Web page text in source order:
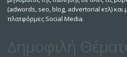
(adwords, seo, blog, advertorial κτλ) και
πλατφόρμες Social Media.
Δημοφιλή